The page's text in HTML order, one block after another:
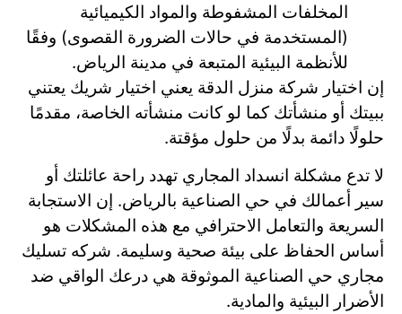
المخلفات المشفوطة والمواد الكيميائية
(المستخدمة في حالات الضرورة القصوى) وفقًا
للأنظمة البيئية المتبعة في مدينة الرياض.
إن اختيار شركة منزل الدقة يعني اختيار شريك يعتني
ببيتك أو منشأتك كما لو كانت منشأته الخاصة، مقدمًا
حلولًا دائمة بدلًا من حلول مؤقتة.
لا تدع مشكلة انسداد المجاري تهدد راحة عائلتك أو
سير أعمالك في حي الصناعية بالرياض. إن الاستجابة
السريعة والتعامل الاحترافي مع هذه المشكلات هو
أساس الحفاظ على بيئة صحية وسليمة. شركه تسليك
مجاري حي الصناعية الموثوقة هي درعك الواقي ضد
الأضرار البيئية والمادية.